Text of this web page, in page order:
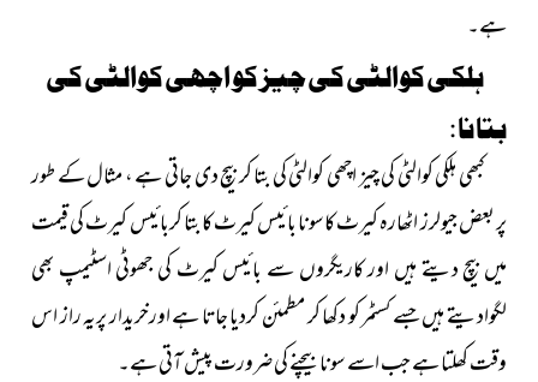
ہے۔
ہلکی کوالٹی کی چیز کو اچھی کوالٹی کی
بتانا :
کبھی ہلکی کوالٹی کی چیز اچھی کوالٹی کی بتا کر بیچ دی جاتی ہے ، مثال کے طور
پر بعض جیولرز اٹھارہ کیرٹ کاسونا بائیس کیرٹ کا بتا کربائیس کیرٹ کی قیمت
میں بیچ دیتے ہیں اور کاریگروں سے بائیس کیرٹ کی جھوٹی اسٹیمپ بھی
لگوادیتے ہیں جسے کسٹمر کو دکھا کر مطمئن کردیا جاتا ہے اورخریدار پریہ راز اس
وقت کھلتا ہے جب اسے سونا بیچنے کی ضرورت پیش آتی ہے۔